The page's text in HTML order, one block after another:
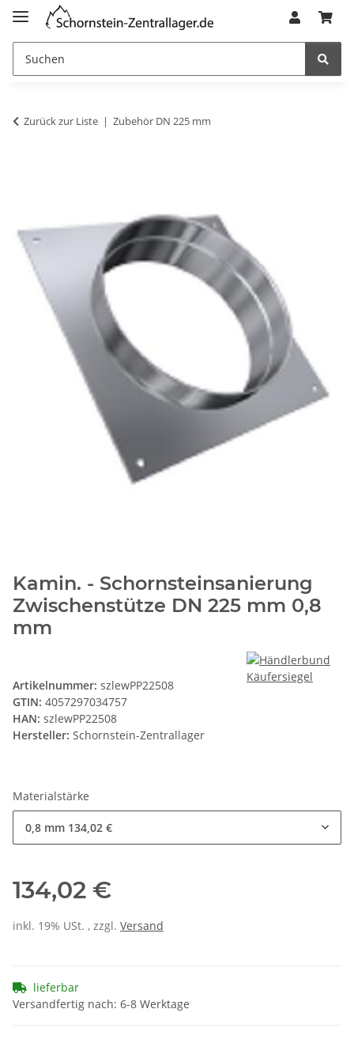
Zurück zur Liste Zubehör DN 225 mm
Kamin. - Schornsteinsanierung
Zwischenstütze DN 225 mm 0,8
mm
Artikelnummer: szlewPP22508
GTIN: 4057297034757
HAN: szlewPP22508
Hersteller: Schornstein-Zentrallager
Materialstärke
0,8 mm 134,02 €
134,02 €
inkl. 19% USt. , zzgl. Versand
lieferbar
Versandfertig nach: 6-8 Werktage